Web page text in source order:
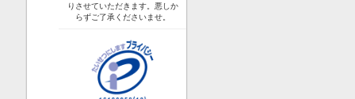
りさせていただきます。悪しか
らずご了承くださいませ。